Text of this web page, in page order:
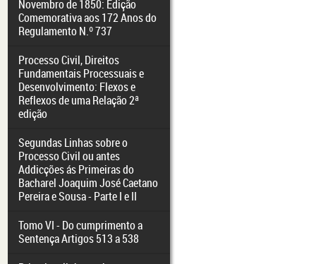
Novembro de 1850: Edição
Comemorativa aos 172 Anos do
Regulamento N.º 737
Processo Civil, Direitos
Fundamentais Processuais e
Desenvolvimento: Flexos e
Reflexos de uma Relação 2ª
edição
Segundas Linhas sobre o
Processo Civil ou antes
Addicções ás Primeiras do
Bacharel Joaquim José Caetano
Pereira e Sousa - Parte I e II
Tomo VI - Do cumprimento a
Sentença Artigos 513 a 538